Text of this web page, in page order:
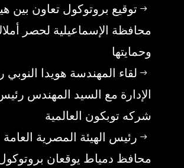
توقيع بروتوكول تعاون بين
محافظة الإسماعيلية لحصر
وحمايتها
لقاء المهندسة هويدا
الإدارة مع السيد المهندس
شركه توبكون العالمية
رئيس الهيئة المصرية
محافظ دمياط يوقعان